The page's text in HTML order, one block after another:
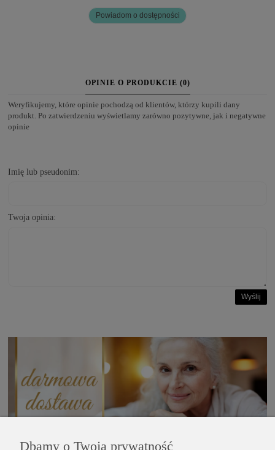
Powiadom o dostępności
OPINIE O PRODUKCIE (0)
Weryfikujemy, które opinie pochodzą od klientów, którzy kupili dany
produkt. Po zatwierdzeniu wyświetlamy zarówno pozytywne, jak i negatywne
opinie
Imię lub pseudonim:
Twoja opinia:
Wyślij
Dbamy o Twoją prywatność